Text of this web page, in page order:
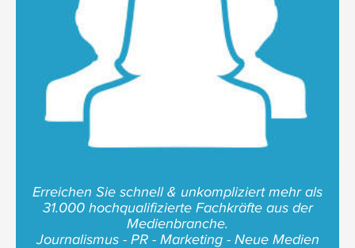
Erreichen Sie schnell & unkompliziert mehr als
31.000 hochqualifizierte Fachkräfte aus der
Medienbranche.
Journalismus - PR - Marketing - Neue Medien